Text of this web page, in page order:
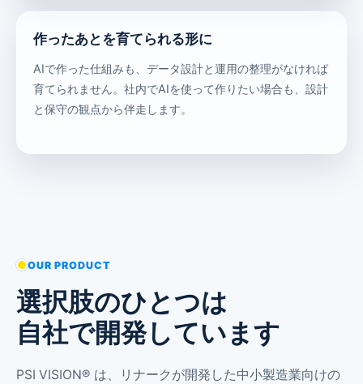
作ったあとを育てられる形に
AIで作った仕組みも、データ設計と運用の整理がなければ
育てられません。社内でAIを使って作りたい場合も、設計
と保守の観点から伴走します。
OUR PRODUCT
選択肢のひとつは
自社で開発しています
PSI VISION® は、リナークが開発した中小製造業向けの